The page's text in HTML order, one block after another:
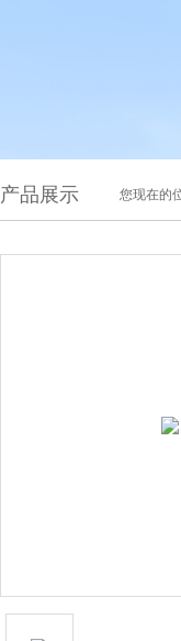
产品展示 您现在的